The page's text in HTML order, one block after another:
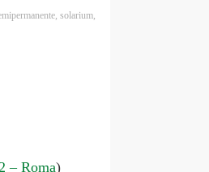
, solarium,
– Roma)